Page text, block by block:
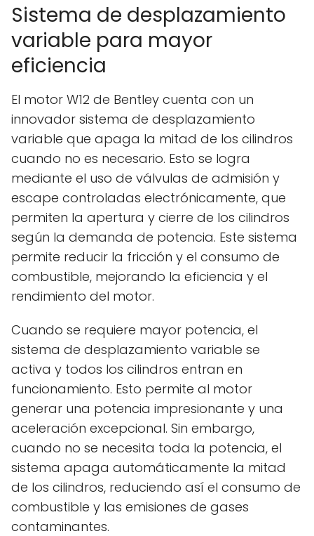
Sistema de desplazamiento
variable para mayor
eficiencia
El motor W12 de Bentley cuenta con un
innovador sistema de desplazamiento
variable que apaga la mitad de los cilindros
cuando no es necesario. Esto se logra
mediante el uso de válvulas de admisión y
escape controladas electrónicamente, que
permiten la apertura y cierre de los cilindros
según la demanda de potencia. Este sistema
permite reducir la fricción y el consumo de
combustible, mejorando la eficiencia y el
rendimiento del motor.
Cuando se requiere mayor potencia, el
sistema de desplazamiento variable se
activa y todos los cilindros entran en
funcionamiento. Esto permite al motor
generar una potencia impresionante y una
aceleración excepcional. Sin embargo,
cuando no se necesita toda la potencia, el
sistema apaga automáticamente la mitad
de los cilindros, reduciendo así el consumo de
combustible y las emisiones de gases
contaminantes.